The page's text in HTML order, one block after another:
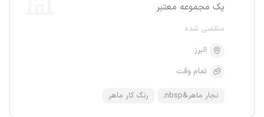
یک مجموعه معتبر
منقضی شده
البرز
تمام وقت
نجار ماهر&nbsp; رنگ کار ماهر